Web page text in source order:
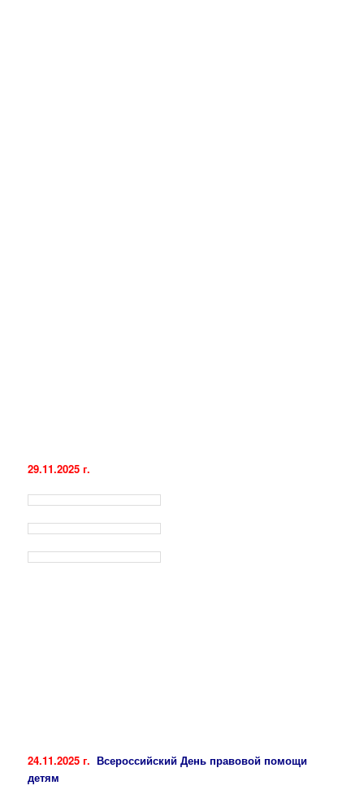
29.11.2025 г.
24.11.2025 г.Всероссийский День правовой помощи
детям